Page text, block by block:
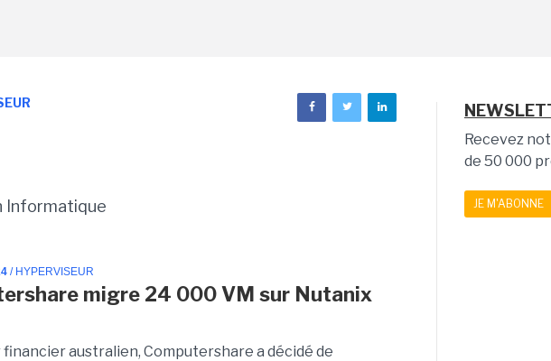
Informatique
/ HYPERVISEUR
migre 24 000 VM sur Nutanix
australien, Computershare a décidé de
Recevez
de 50 000
JE M'ABONNE